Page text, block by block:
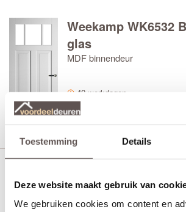
Toestemming Details
Deze website maakt gebruik van
We gebruiken cookies om content en
Weekamp WK6532
glas
MDF binnendeur
40 werkdagen
Weekamp WK6532
MDF binnendeur